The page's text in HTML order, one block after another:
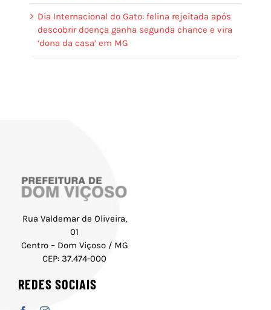
Dia Internacional do Gato: felina rejeitada após
descobrir doença ganha segunda chance e vira
‘dona da casa’ em MG
Rua Valdemar de Oliveira,
01
Centro – Dom Viçoso / MG
CEP: 37.474-000
REDES SOCIAIS